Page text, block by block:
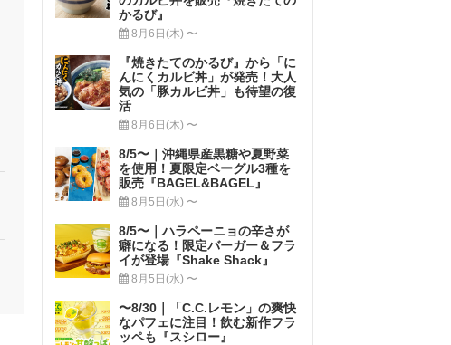
かるび』
8月6日(木) 〜
『焼きたてのかるび』から「に
んにくカルビ丼」が発売！大人
気の「豚カルビ丼」も待望の復
活
8月6日(木) 〜
8/5〜｜沖縄県産黒糖や夏野菜
を使用！夏限定ベーグル3種を
販売『BAGEL&BAGEL』
8月5日(水) 〜
8/5〜｜ハラペーニョの辛さが
癖になる！限定バーガー＆フラ
イが登場『Shake Shack』
8月5日(水) 〜
〜8/30｜「C.C.レモン」の爽快
なパフェに注目！飲む新作フラ
ッペも『スシロー』